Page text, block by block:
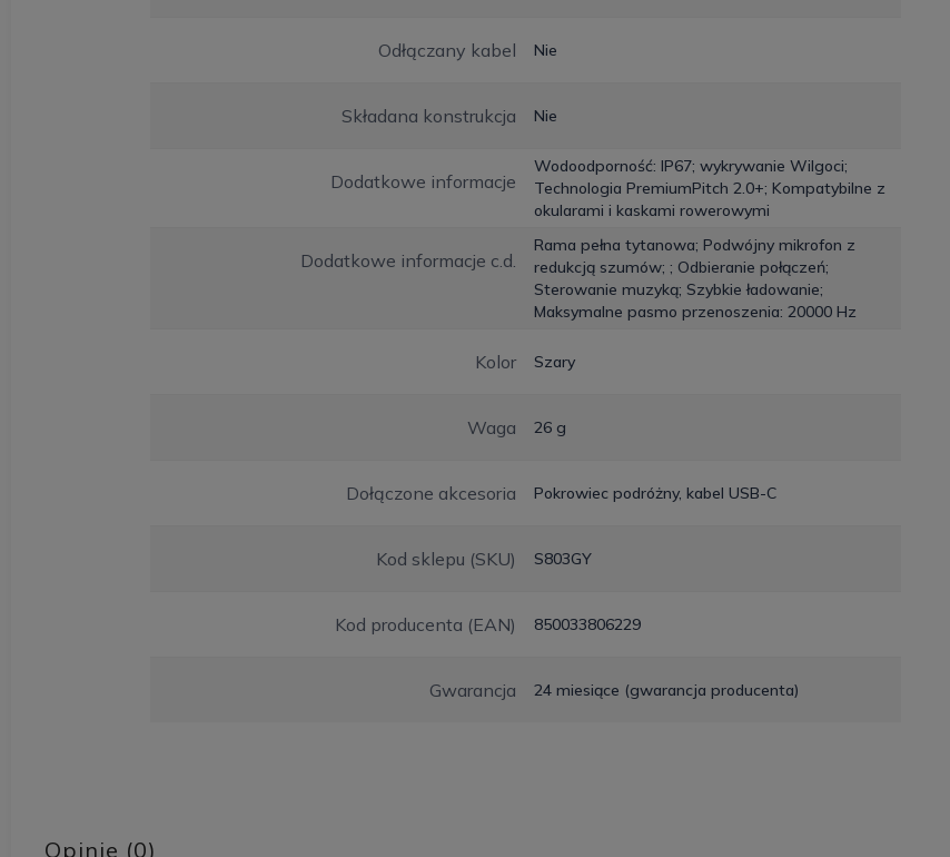
Odłączany kabel Nie
Składana konstrukcja Nie
Dodatkowe informacje
Wodoodporność: IP67; wykrywanie Wilgoci;
Technologia PremiumPitch 2.0+; Kompatybilne z
okularami i kaskami rowerowymi
Dodatkowe informacje c.d.
Rama pełna tytanowa; Podwójny mikrofon z
redukcją szumów; ; Odbieranie połączeń;
Sterowanie muzyką; Szybkie ładowanie;
Maksymalne pasmo przenoszenia: 20000 Hz
Kolor Szary
Waga 26 g
Dołączone akcesoria Pokrowiec podróżny, kabel USB-C
Kod sklepu (SKU) S803GY
Kod producenta (EAN) 850033806229
Gwarancja 24 miesiące (gwarancja producenta)
Opinie (0)